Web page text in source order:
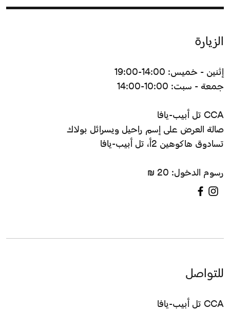
الزيارة
إثنين - خميس: 14:00-19:00
جمعة - سبت: 10:00-14:00
CCA تل أبيب-يافا
صالة العرض على إسم راحيل ويسرائل بولاك
تسادوق هاكوهين 2أ، تل أبيب-يافا
رسوم الدخول: 20 ₪
للتواصل
CCA تل أبيب-يافا